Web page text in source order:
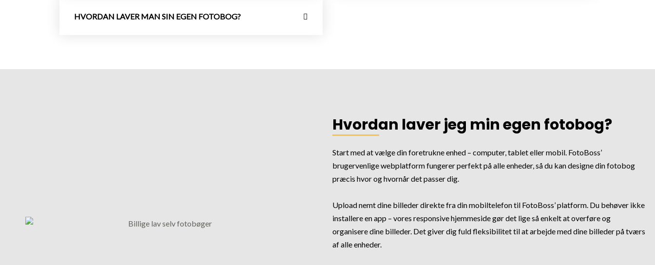
HVORDAN LAVER MAN SIN EGEN FOTOBOG?
Hvordan laver jeg min egen fotobog?
Start med at vælge din foretrukne enhed – computer, tablet eller mobil. FotoBoss’
brugervenlige webplatform fungerer perfekt på alle enheder, så du kan designe din fotobog
præcis hvor og hvornår det passer dig.
Upload nemt dine billeder direkte fra din mobiltelefon til FotoBoss’ platform. Du behøver ikke
installere en app – vores responsive hjemmeside gør det lige så enkelt at overføre og
organisere dine billeder. Det giver dig fuld fleksibilitet til at arbejde med dine billeder på tværs
af alle enheder.